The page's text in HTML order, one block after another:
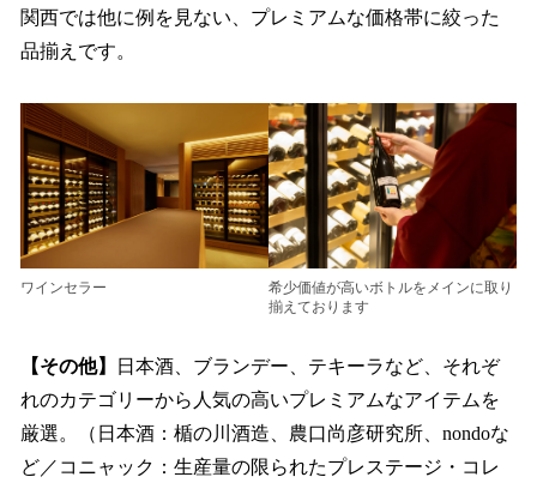
関西では他に例を見ない、プレミアムな価格帯に絞った
品揃えです。
ワインセラー
希少価値が高いボトルをメインに取り
揃えております
【その他】
日本酒、ブランデー、テキーラなど、それぞ
れのカテゴリーから人気の高いプレミアムなアイテムを
厳選。（日本酒：楯の川酒造、農口尚彦研究所、nondoな
ど／コニャック：生産量の限られたプレステージ・コレ